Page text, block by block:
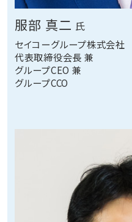
服部 真二 氏
セイコーグループ株式会社
代表取締役会長 兼
グループCEO 兼
グループCCO